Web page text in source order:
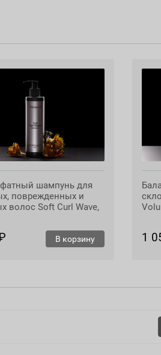
биоразлагается в природе,
шампунь для
поврежденных и
волос Soft Curl Wave,
В корзину 1